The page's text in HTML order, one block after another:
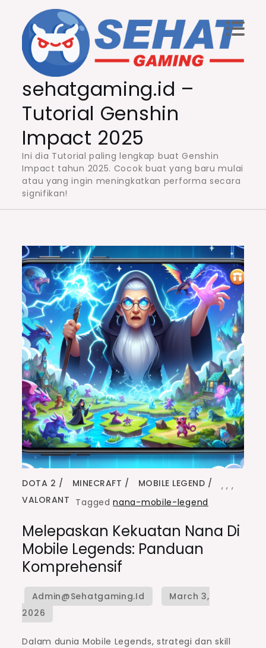
content
sehatgaming.id –
Tutorial Genshin
Impact 2025
Ini dia Tutorial paling lengkap buat Genshin
Impact tahun 2025. Cocok buat yang baru mulai
atau yang ingin meningkatkan performa secara
signifikan!
DOTA 2 ,
MINECRAFT ,
MOBILE LEGEND
,
VALORANT Taggednana-mobile-legend
Melepaskan Kekuatan Nana Di
Mobile Legends: Panduan
Komprehensif
Dalam dunia Mobile Legends, strategi dan skill